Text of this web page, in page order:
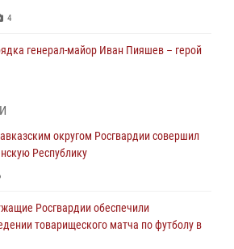
4
генерал-майор Иван Пияшев – герой
Петербурге (видео)
округом Росгвардии совершил
Республику
Росгвардии обеспечили
товарищеского матча по футболу в